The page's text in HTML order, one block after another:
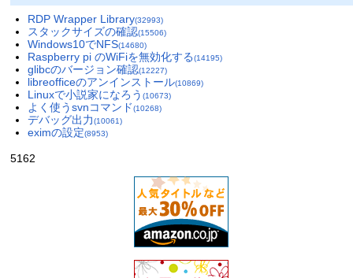
RDP Wrapper Library(32993)
スタックサイズの確認(15506)
Windows10でNFS(14680)
Raspberry pi のWiFiを無効化する(14195)
glibcのバージョン確認(12227)
libreofficeのアンインストール(10869)
Linuxで小説家になろう (10673)
よく使うsvnコマンド(10268)
デバッグ出力(10061)
eximの設定(8953)
5162